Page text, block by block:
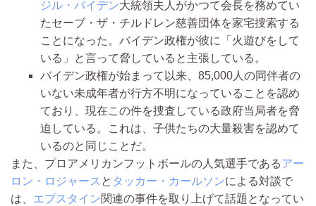
ジル・バイデン大統領夫人がかつて会長を務めてい
たセーブ・ザ・チルドレン慈善団体を家宅捜索する
ことになった。バイデン政権が彼に「火遊びをして
いる」と言って脅していると主張している。
バイデン政権が始まって以来、85,000人の同伴者の
いない未成年者が行方不明になっていることを認め
ており、現在この件を捜査している政府当局者を脅
迫している。これは、子供たちの大量殺害を認めて
いるのと同じことだ。
また、プロアメリカンフットボールの人気選手であるアー
ロン・ロジャース と タッカー・カールソンによる対談で
は、 エプスタイン関連の事件を取り上げて話題となってい